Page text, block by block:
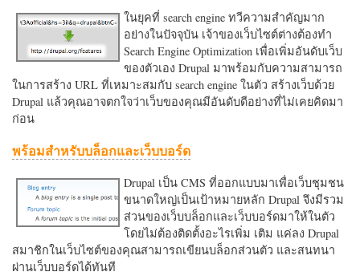
ในยุคที่ search engine ทวีความสำคัญมาก
อย่างในปัจจุบัน เจ้าของเว็บไซต์ต่างต้องทำ
Search Engine Optimization เพื่อเพิ่มอันดับเว็บ
ของตัวเอง Drupal มาพร้อมกับความสามารถ
ในการสร้าง URL ที่เหมาะสมกับ search engine ในตัว สร้างเว็บด้วย
Drupal แล้วคุณอาจตกใจว่าเว็บของคุณมีอันดับดีอย่างที่ไม่เคยคิดมา
ก่อน
พร้อมสำหรับบล็อกและเว็บบอร์ด
Drupal เป็น CMS ที่ออกแบบมาเพื่อเว็บชุมชน
ขนาดใหญ่เป็นเป้าหมายหลัก Drupal จึงมีรวม
ส่วนของเว็บบล็อกและเว็บบอร์ดมาให้ในตัว
โดยไม่ต้องติดตั้งอะไรเพิ่ม เติม แค่ลง Drupal
สมาชิกในเว็บไซต์ของคุณสามารถเขียนบล็อกส่วนตัว และสนทนา
ผ่านเว็บบอร์ดได้ทันที